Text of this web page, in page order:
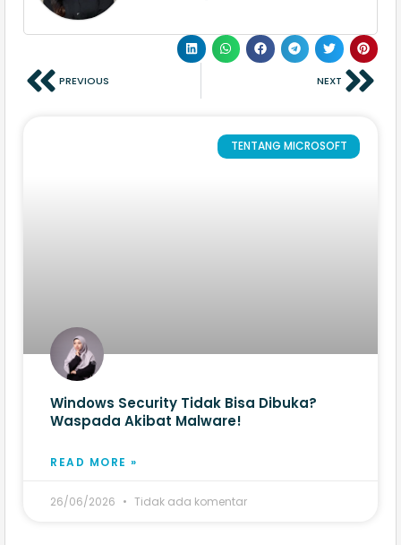
PREVIOUS NEXT
TENTANG MICROSOFT
Windows Security Tidak Bisa Dibuka?
Waspada Akibat Malware!
READ MORE »
26/06/2026 Tidak ada komentar